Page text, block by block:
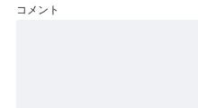
コメント